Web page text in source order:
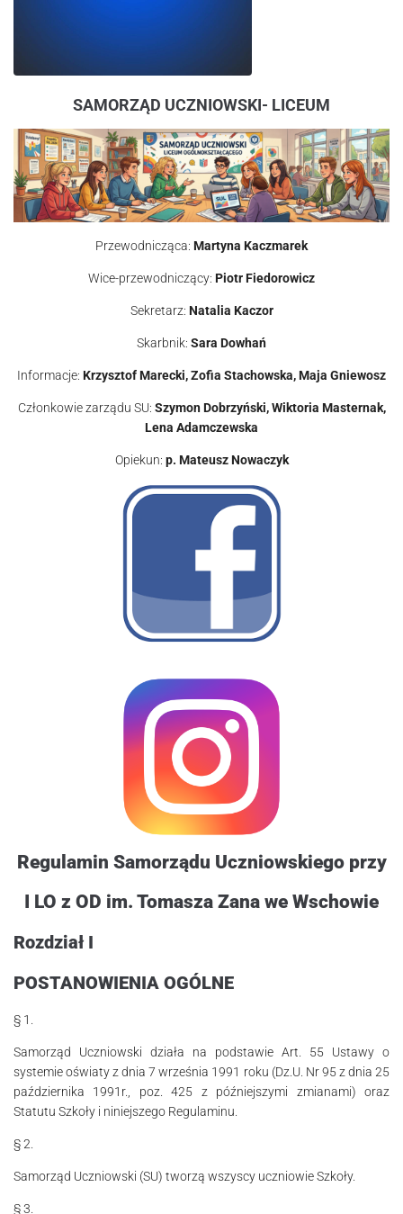
SAMORZĄD UCZNIOWSKI- LICEUM
Przewodnicząca: Martyna Kaczmarek
Wice-przewodniczący: Piotr Fiedorowicz
Sekretarz: Natalia Kaczor
Skarbnik: Sara Dowhań
Informacje: Krzysztof Marecki, Zofia Stachowska, Maja Gniewosz
Członkowie zarządu SU: Szymon Dobrzyński, Wiktoria Masternak,
Lena Adamczewska
Opiekun: p. Mateusz Nowaczyk
Regulamin Samorządu Uczniowskiego przy
I LO z OD im. Tomasza Zana we Wschowie
Rozdział I
POSTANOWIENIA OGÓLNE
§ 1.
Samorząd Uczniowski działa na podstawie Art. 55 Ustawy o
systemie oświaty z dnia 7 wrze­ś­nia 1991 roku (Dz.U. Nr 95 z dnia 25
października 1991r., poz. 425 z póź­niej­szymi zmianami) oraz
Statutu Szkoły i niniejszego Regulaminu.
§ 2.
Samorząd Uczniowski (SU) tworzą wszyscy uczniowie Szkoły.
§ 3.